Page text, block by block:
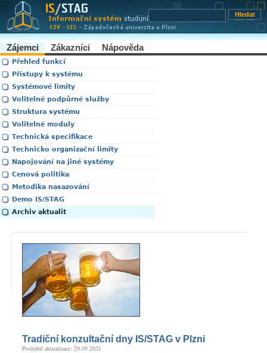
Zájemci Zákazníci Nápověda
Přehled funkcí
Přístupy k systému
Systémové limity
Volitelné podpůrné služby
Struktura systému
Volitelné moduly
Technická specifikace
Technicko organizační limity
Napojování na jiné systémy
Cenová politika
Metodika nasazování
Demo IS/STAG
Archiv aktualit
Tradiční konzultační dny IS/STAG v Plzni
Poslední aktualizace: 29.09.2021